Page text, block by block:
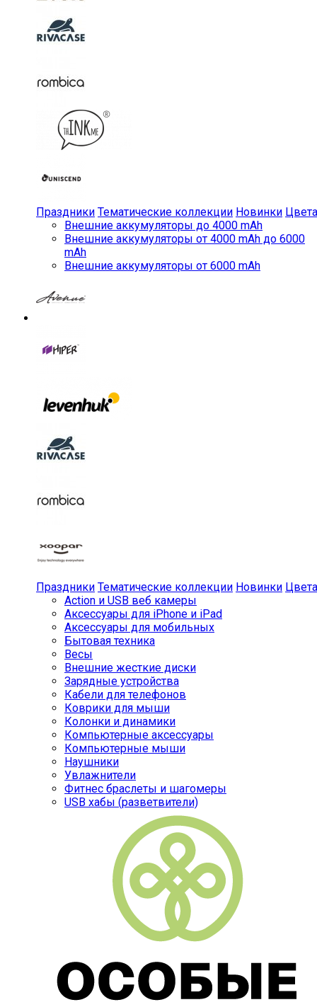
Праздники Тематические коллекции Новинки Цвета
Внешние аккумуляторы до 4000 mAh
Внешние аккумуляторы от 4000 mAh до 6000
mAh
Внешние аккумуляторы от 6000 mAh
Праздники Тематические коллекции Новинки Цвета
Action и USB веб камеры
Аксессуары для iPhone и iPad
Аксессуары для мобильных
Бытовая техника
Весы
Внешние жесткие диски
Зарядные устройства
Кабели для телефонов
Коврики для мыши
Колонки и динамики
Компьютерные аксессуары
Компьютерные мыши
Наушники
Увлажнители
Фитнес браслеты и шагомеры
USB хабы (разветвители)